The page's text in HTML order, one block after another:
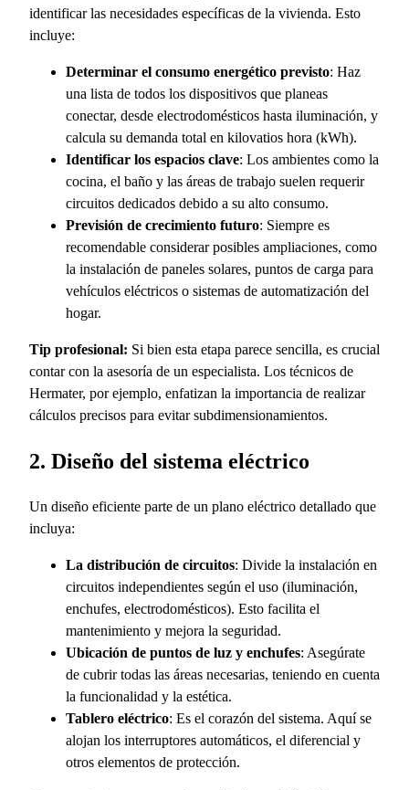
identificar las necesidades específicas de la vivienda. Esto
incluye:
Determinar el consumo energético previsto: Haz
una lista de todos los dispositivos que planeas
conectar, desde electrodomésticos hasta iluminación, y
calcula su demanda total en kilovatios hora (kWh).
Identificar los espacios clave: Los ambientes como la
cocina, el baño y las áreas de trabajo suelen requerir
circuitos dedicados debido a su alto consumo.
Previsión de crecimiento futuro: Siempre es
recomendable considerar posibles ampliaciones, como
la instalación de paneles solares, puntos de carga para
vehículos eléctricos o sistemas de automatización del
hogar.
Tip profesional: Si bien esta etapa parece sencilla, es crucial
contar con la asesoría de un especialista. Los técnicos de
Hermater, por ejemplo, enfatizan la importancia de realizar
cálculos precisos para evitar subdimensionamientos.
2. Diseño del sistema eléctrico
Un diseño eficiente parte de un plano eléctrico detallado que
incluya:
La distribución de circuitos: Divide la instalación en
circuitos independientes según el uso (iluminación,
enchufes, electrodomésticos). Esto facilita el
mantenimiento y mejora la seguridad.
Ubicación de puntos de luz y enchufes: Asegúrate
de cubrir todas las áreas necesarias, teniendo en cuenta
la funcionalidad y la estética.
Tablero eléctrico: Es el corazón del sistema. Aquí se
alojan los interruptores automáticos, el diferencial y
otros elementos de protección.